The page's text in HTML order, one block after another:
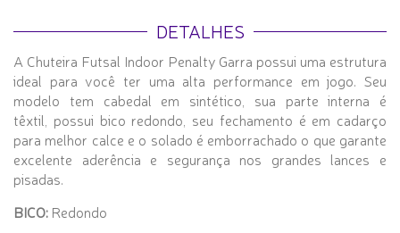
DETALHES
A Chuteira Futsal Indoor Penalty Garra possui uma estrutura
ideal para você ter uma alta performance em jogo. Seu
modelo tem cabedal em sintético, sua parte interna é
têxtil, possui bico redondo, seu fechamento é em cadarço
para melhor calce e o solado é emborrachado o que garante
excelente aderência e segurança nos grandes lances e
pisadas.
BICO: Redondo